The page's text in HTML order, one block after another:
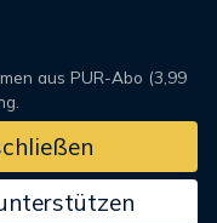
aus PUR-Abo (3,99